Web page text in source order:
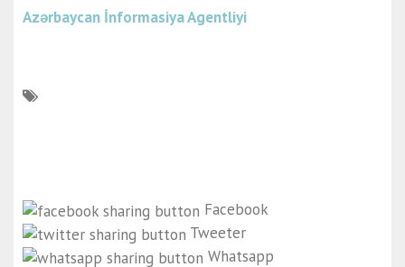
Azərbaycan İnformasiya Agentliyi
Facebook
Tweeter
Whatsapp